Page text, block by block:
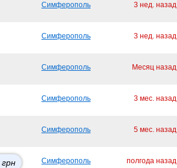
Симферополь 3 нед. назад
Симферополь 3 нед. назад
Симферополь Месяц назад
Симферополь 3 мес. назад
Симферополь 5 мес. назад
грн Симферополь полгода назад